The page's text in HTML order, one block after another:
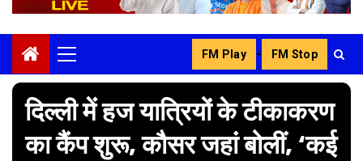
Primary
Menu
FM Play - FM Stop
दिल्ली में हज यात्रियों के टीकाकरण
का कैंप शुरू, कौसर जहां बोलीं, ‘कई